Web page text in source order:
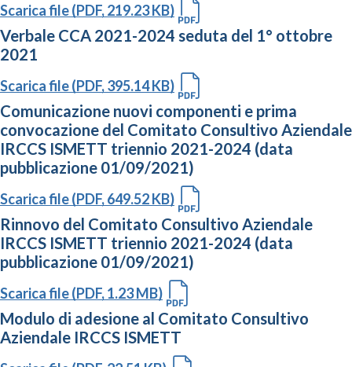
Scarica file (PDF, 219.23 KB)
Verbale CCA 2021-2024 seduta del 1° ottobre
2021
Scarica file (PDF, 395.14 KB)
Comunicazione nuovi componenti e prima
convocazione del Comitato Consultivo Aziendale
IRCCS ISMETT triennio 2021-2024 (data
pubblicazione 01/09/2021)
Scarica file (PDF, 649.52 KB)
Rinnovo del Comitato Consultivo Aziendale
IRCCS ISMETT triennio 2021-2024 (data
pubblicazione 01/09/2021)
Scarica file (PDF, 1.23 MB)
Modulo di adesione al Comitato Consultivo
Aziendale IRCCS ISMETT